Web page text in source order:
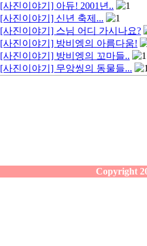
[사진이야기] 아듀! 2001년..
1
[사진이야기] 신년 축제...
1
[사진이야기] 스님 어디 가시나요?
[사진이야기] 방비엥의 아름다움!
[사진이야기] 방비엥의 꼬마들..
1
[사진이야기] 무앙씽의 동물들...
Copyright